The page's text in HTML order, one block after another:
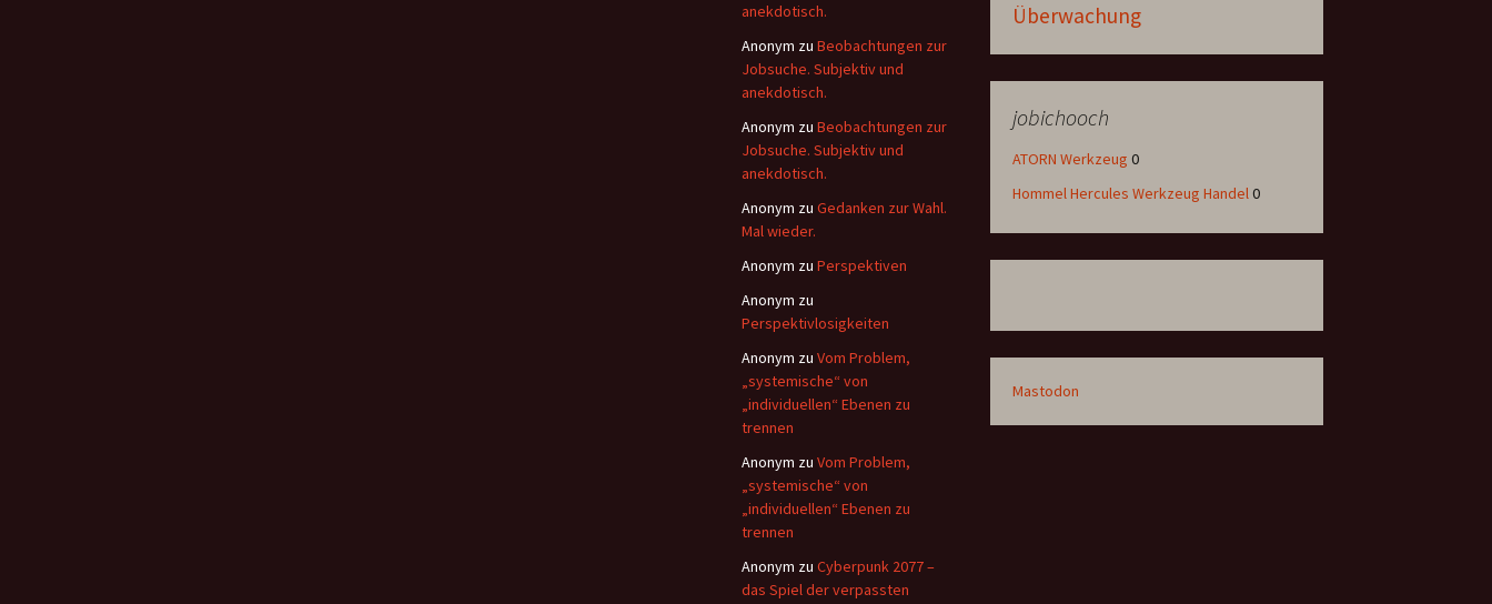
Überwachung
jobichooch
ATORN Werkzeug 0
Hommel Hercules Werkzeug Handel0
Mastodon
anekdotisch.
Anonym zu Beobachtungen zur
Jobsuche. Subjektiv und
anekdotisch.
Anonym zu Beobachtungen zur
Jobsuche. Subjektiv und
anekdotisch.
Anonym zu Gedanken zur Wahl.
Mal wieder.
Anonym zu Perspektiven
Anonym zu
Perspektivlosigkeiten
Anonym zu Vom Problem,
„systemische“ von
„individuellen“ Ebenen zu
trennen
Anonym zu Vom Problem,
„systemische“ von
„individuellen“ Ebenen zu
trennen
Anonym zu Cyberpunk 2077 –
das Spiel der verpassten